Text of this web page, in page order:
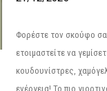
Φορέστε τον σκούφο
ετοιμαστείτε να
κουδουνίστρες,
ενέργεια! Το πιο